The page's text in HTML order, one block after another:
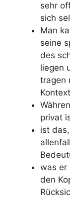
sehr
sich
Man
seine
des
liegen
tragen
privat
ist
was er
den